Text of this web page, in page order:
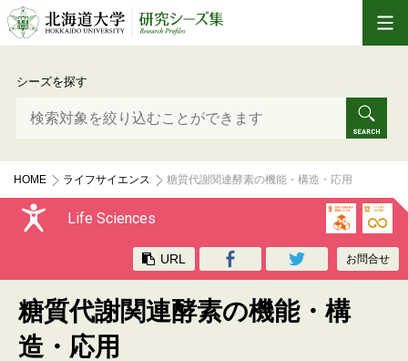
シーズを探す
HOME ライフサイエンス 糖質代謝関連酵素の機能・構造・応用
Life Sciences
URL お問合せ
糖質代謝関連酵素の機能・構
造・応用